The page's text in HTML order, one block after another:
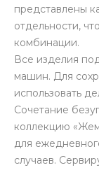
представлены
отдельности,
комбинации.
Все изделия
машин. Для
использовать
Сочетание
коллекцию
для
случаев.